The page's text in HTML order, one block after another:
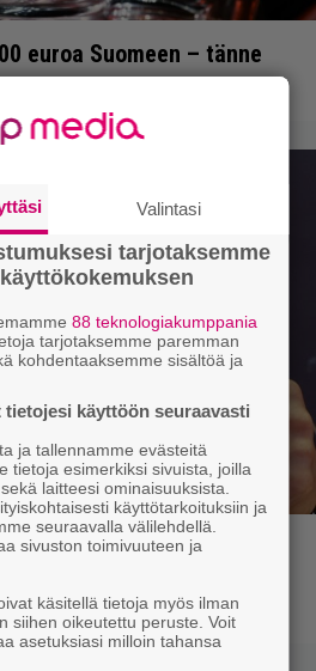
euroa Suomeen – tänne
– eikä yksi milli
Valintasi
tarjotaksemme
88 teknologiakumppania
tarjotaksemme paremman
kohdentaaksemme sisältöä ja
käyttöön seuraavasti
ja tallennamme evästeitä
tietoja esimerkiksi sivuista, joilla
laitteesi ominaisuuksista.
käyttötarkoituksiin ja
seuraavalla välilehdellä.
sivuston toimivuuteen ja
käsitellä tietoja myös ilman
siihen oikeutettu peruste. Voit
asetuksiasi milloin tahansa